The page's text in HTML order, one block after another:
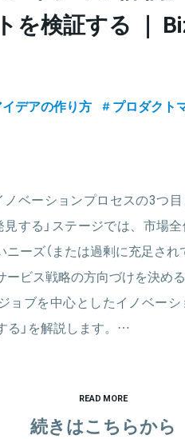
を検証する ｜
デアの作り方 プロダクト
ノベーションプロセスの3つ
見する」ステージでは、市場
ーズ（または過剰に充足され
ービス戦略の方向づけを決め
ョブを中心としたイノベーシ
る」を解説します。…
READ MORE
続きはこちらから